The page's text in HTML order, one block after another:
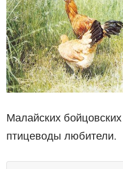
Малайских
птицеводы любители.